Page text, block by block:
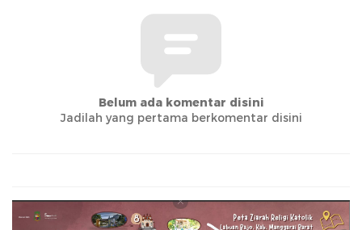
Belum ada komentar disini
Jadilah yang pertama berkomentar disini